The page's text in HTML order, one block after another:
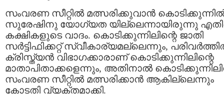
സംവരണ സീറ്റില്‍ മത്സരിക്കുവാന്‍
സുരേഷിനു യോഗ്യത യില്ലെന്നായിരുന്നു
കക്ഷികളുടെ വാദം. കൊടിക്കുന്നിലിന്റെ ജാതി
സര്‍ട്ടിഫിക്കറ്റ് സ്വീകാര്യമല്ലെന്നും,
ക്രിസ്ത്യന്‍ വിഭാഗക്കാരാണ് കൊടിക്കുന്നിലിന്റെ
മാതാപിതാക്കളെന്നും, അതിനാല്‍
സംവരണ സീറ്റില്‍ മത്സരിക്കാന്‍ ആകില്ലെന്നും
കോടതി വ്യക്തമാക്കി.